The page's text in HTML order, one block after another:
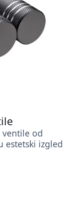
ventile od
estetski izgled